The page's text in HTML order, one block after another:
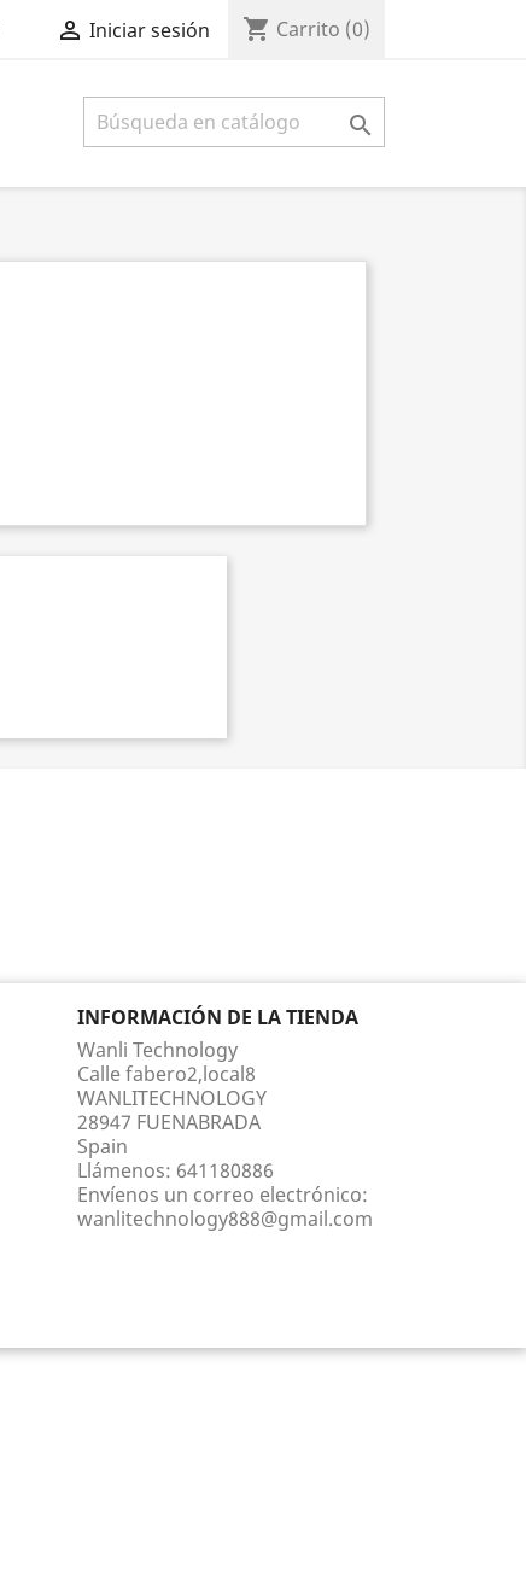
 Iniciar sesión shopping_cart Carrito (0)

INFORMACIÓN DE LA TIENDA
Wanli Technology
Calle fabero2,local8
WANLITECHNOLOGY
28947 FUENABRADA
Spain
Llámenos: 641180886
Envíenos un correo electrónico:
wanlitechnology888@gmail.com